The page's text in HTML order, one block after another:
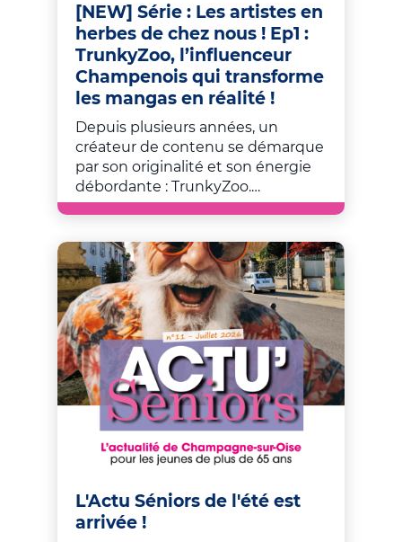
[NEW] Série : Les artistes en
herbes de chez nous ! Ep1 :
TrunkyZoo, l’influenceur
Champenois qui transforme
les mangas en réalité !
Depuis plusieurs années, un
créateur de contenu se démarque
par son originalité et son énergie
débordante : TrunkyZoo.…
L'Actu Séniors de l'été est
arrivée !